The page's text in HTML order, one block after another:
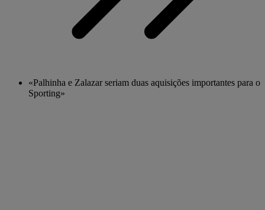
«Palhinha e Zalazar seriam duas aquisições importantes para o
Sporting»